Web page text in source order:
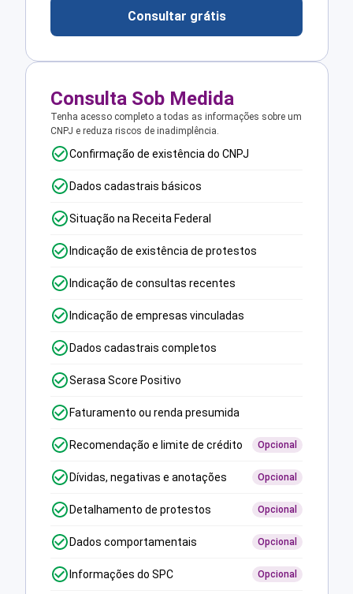
Consultar grátis
Consulta Sob Medida
Tenha acesso completo a todas as informações sobre um
CNPJ e reduza riscos de inadimplência.
Confirmação de existência do CNPJ
Dados cadastrais básicos
Situação na Receita Federal
Indicação de existência de protestos
Indicação de consultas recentes
Indicação de empresas vinculadas
Dados cadastrais completos
Serasa Score Positivo
Faturamento ou renda presumida
Recomendação e limite de crédito Opcional
Dívidas, negativas e anotações Opcional
Detalhamento de protestos Opcional
Dados comportamentais Opcional
Informações do SPC Opcional